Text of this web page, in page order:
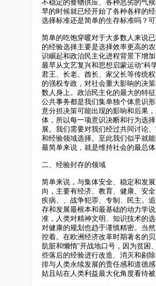
不稳定的食物供应、各种恶劣的气
早的时候就已经开始了各种各样的
选择标准还是简单的生存标准吗？
简单的吃饱穿暖对于大多数人来说
的经验选择主要是选择效率更高的
识崛起和政治民主化进程背景下增
最早从文艺复兴和思想启蒙运动“科
君王、长老、酋长、家父长等传统
的强权专政，对社会重大影响的决
数人身上。政治民主化的最大的特
公共事务都是我们集单独个体意识
意分担决策可能出现的影响和后果
体，所以每一项意识决断和行为选
展。我们需要对我们经过共同讨论
和经验领域选择。至此我们似乎就
最简单来说，就是维持社会的最总
二、经验封存的领域
简单来说，与集体安全、稳定和发
向，主要有经济、教育、健康、安
疾病、、战争犯罪、专制、民主。
存和发展最根本和最基础的动力学
准，人类对精神文明、知识技术的
对健康的规划也趋于谨慎精密。当
控着。在欧洲经济改革时期著名的
肮脏和懒惰”开战地口号，因为贫
些落后的经验进行改造、消灭和剔
排与人类永续发展的责任感和道德
姑且站在人类利益最大化角度看待